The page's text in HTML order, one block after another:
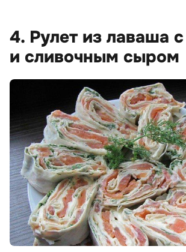
4. Рулет из лаваша
и сливочным сыром